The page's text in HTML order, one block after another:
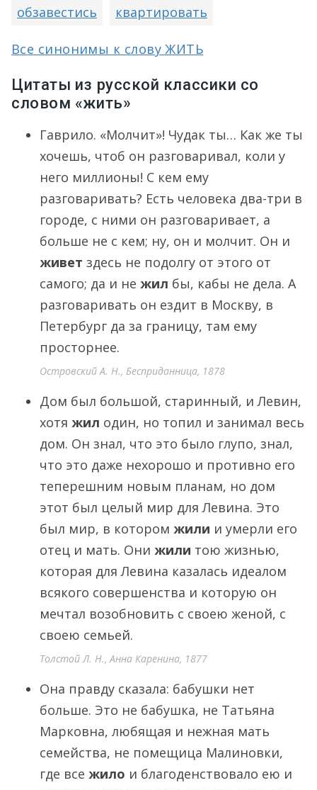
обзавестись квартировать
Все синонимы к слову ЖИТЬ
Цитаты из русской классики со
словом «жить»
Гаврило. «Молчит»! Чудак ты… Как же ты
хочешь, чтоб он разговаривал, коли у
него миллионы! С кем ему
разговаривать? Есть человека два-три в
городе, с ними он разговаривает, а
больше не с кем; ну, он и молчит. Он и
живет здесь не подолгу от этого от
самого; да и не жил бы, кабы не дела. А
разговаривать он ездит в Москву, в
Петербург да за границу, там ему
просторнее.
Островский А. Н., Бесприданница, 1878
Дом был большой, старинный, и Левин,
хотя жил один, но топил и занимал весь
дом. Он знал, что это было глупо, знал,
что это даже нехорошо и противно его
теперешним новым планам, но дом
этот был целый мир для Левина. Это
был мир, в котором жили и умерли его
отец и мать. Они жили тою жизнью,
которая для Левина казалась идеалом
всякого совершенства и которую он
мечтал возобновить с своею женой, с
своею семьей.
Толстой Л. Н., Анна Каренина, 1877
Она правду сказала: бабушки нет
больше. Это не бабушка, не Татьяна
Марковна, любящая и нежная мать
семейства, не помещица Малиновки,
где все жило и благоденствовало ею и